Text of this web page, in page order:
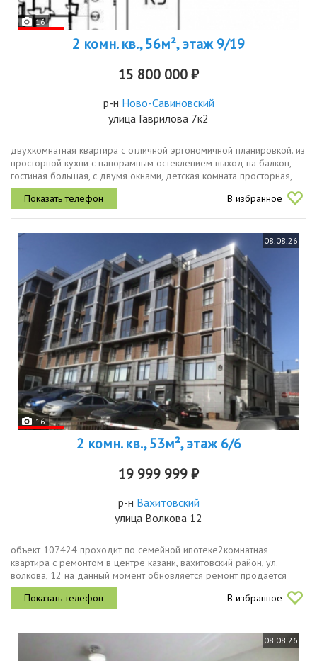
16
2 комн. кв., 56м², этаж 9/19
15 800 000 ₽
р-н Ново-Савиновский
улица Гаврилова 7к2
двухкомнатная квартира с отличной эргономичной планировкой. из
просторной кухни с панорамным остеклением выход на балкон,
гостиная большая, с двумя окнами, детская комната просторная,
светлая, правильной формы.важно, есть гардеробная и два
санузла...
В избранное
08.08.26
16
2 комн. кв., 53м², этаж 6/6
19 999 999 ₽
р-н Вахитовский
улица Волкова 12
объект 107424 проходит по семейной ипотеке2комнатная
квартира с ремонтом в центре казани, вахитовский район, ул.
волкова, 12 на данный момент обновляется ремонт продается
светлая 2комнатная квартира в историческом центре города
вахитовский район,...
В избранное
08.08.26